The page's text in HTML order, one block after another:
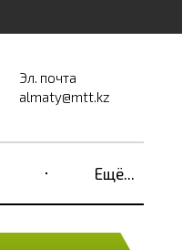
Эл. почта
almaty@mtt.kz
Ещё...